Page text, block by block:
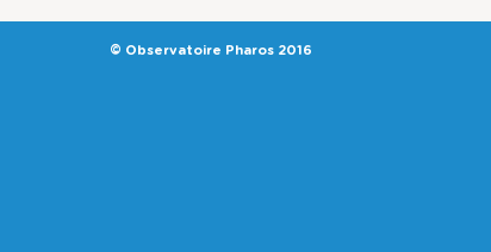
© Observatoire Pharos 2016